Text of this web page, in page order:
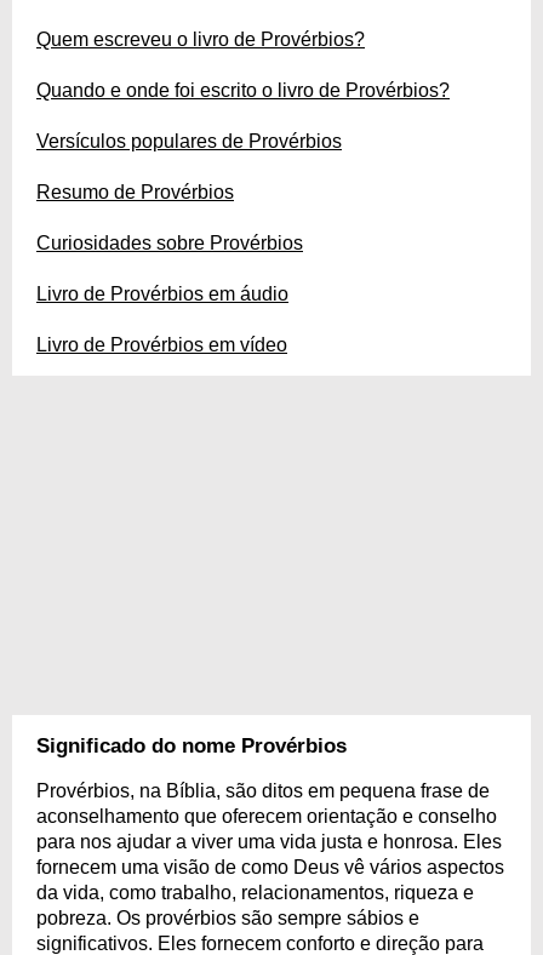
Quem escreveu o livro de Provérbios?
Quando e onde foi escrito o livro de Provérbios?
Versículos populares de Provérbios
Resumo de Provérbios
Curiosidades sobre Provérbios
Livro de Provérbios em áudio
Livro de Provérbios em vídeo
Significado do nome Provérbios
Provérbios, na Bíblia, são ditos em pequena frase de
aconselhamento que oferecem orientação e conselho
para nos ajudar a viver uma vida justa e honrosa. Eles
fornecem uma visão de como Deus vê vários aspectos
da vida, como trabalho, relacionamentos, riqueza e
pobreza. Os provérbios são sempre sábios e
significativos. Eles fornecem conforto e direção para